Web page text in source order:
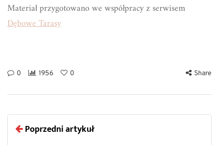
Materiał przygotowano we współpracy z serwisem
Dębowe Tarasy
0 1956 0 Share
Poprzedni artykuł